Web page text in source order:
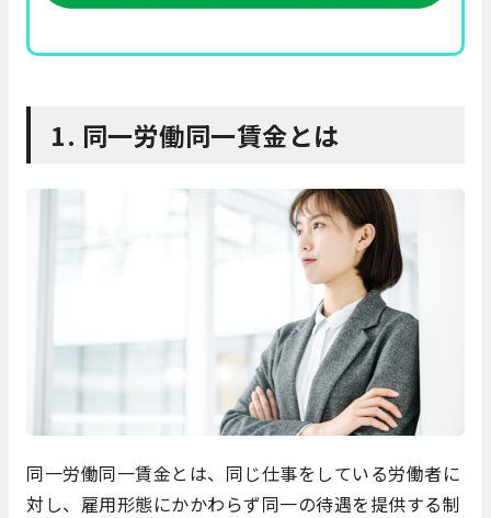
1. 同一労働同一賃金とは
同一労働同一賃金とは、同じ仕事をしている労働者に
対し、雇用形態にかかわらず同一の待遇を提供する制